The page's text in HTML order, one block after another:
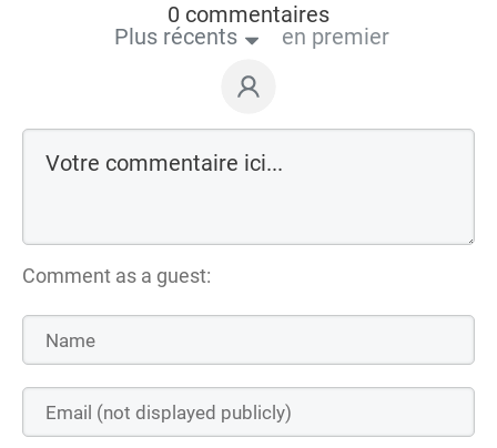
0 commentaires
Plus récents
en premier
Comment as a guest: